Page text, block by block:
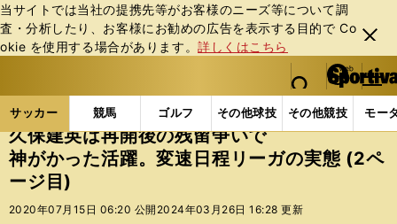
当サイトでは当社の提携先等がお客様のニーズ等について調
査・分析したり、お客様にお勧めの広告を表⽰する⽬的で Co
okie を使⽤する場合があります。詳しくはこちら
閉じ
る
web Sportiva (webスポルティーバ)
検索
マイペ
ー
ジ
メニュ
サッカー 競馬 ゴルフ その他球技 その他競技 モー
ス
ポ
ル
テ
ー
サッカーの記事一覧 海外サッカー 海外サッカー
久保建英は再開後の残留争いで
神がかった活躍。変速日程リーガの実態 (2ペ
ージ目)
2020年07月15日 06:20 公開 2024年03月26日 16:28 更新